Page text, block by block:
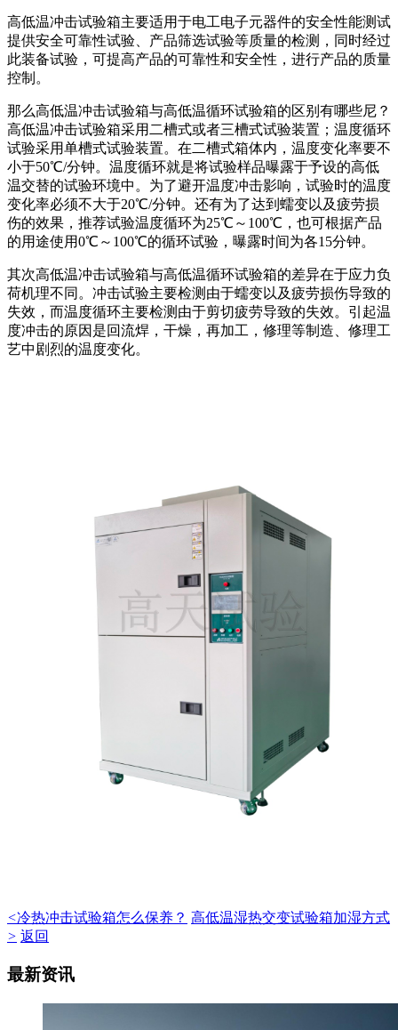
高低温冲击试验箱主要适用于电工电子元器件的安全性能测试
提供安全可靠性试验、产品筛选试验等质量的检测，同时经过
此装备试验，可提高产品的可靠性和安全性，进行产品的质量
控制。
那么高低温冲击试验箱与高低温循环试验箱的区别有哪些尼？
高低温冲击试验箱采用二槽式或者三槽式试验装置；温度循环
试验采用单槽式试验装置。在二槽式箱体内，温度变化率要不
小于50℃/分钟。温度循环就是将试验样品曝露于予设的高低
温交替的试验环境中。为了避开温度冲击影响，试验时的温度
变化率必须不大于20℃/分钟。还有为了达到蠕变以及疲劳损
伤的效果，推荐试验温度循环为25℃～100℃，也可根据产品
的用途使用0℃～100℃的循环试验，曝露时间为各15分钟。
其次高低温冲击试验箱与高低温循环试验箱的差异在于应力负
荷机理不同。冲击试验主要检测由于蠕变以及疲劳损伤导致的
失效，而温度循环主要检测由于剪切疲劳导致的失效。引起温
度冲击的原因是回流焊，干燥，再加工，修理等制造、修理工
艺中剧烈的温度变化。
<冷热冲击试验箱怎么保养？ 高低温湿热交变试验箱加湿方式
> 返回
最新资讯